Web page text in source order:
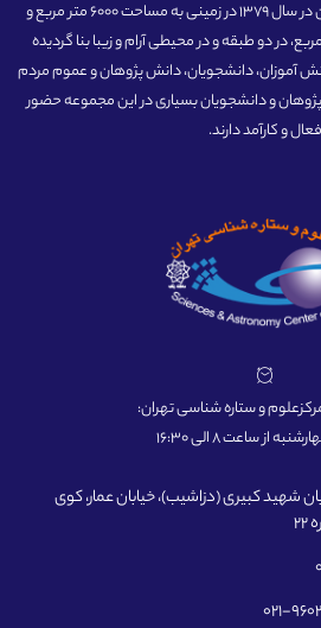
منطقه یک تهران، در شمال تهران در سال 1379 در زمینی به مساحت 6000 متر مربع و
با زیر بنای 3000 متر مربع، در دو طبقه و در محیطی آرام و زیبا بنا گردیده
آموزان، دانشجویان، دانش پژوهان و عموم مردم
پژوهان و دانشجویان بسیاری در این مجموعه حضور
فعال و کارآمد دارند.
و ستاره شناسی تهران:
از ساعت 8 الی 16:30
شهید کبیری (دزاشیب)، خیابان عمار، کوی